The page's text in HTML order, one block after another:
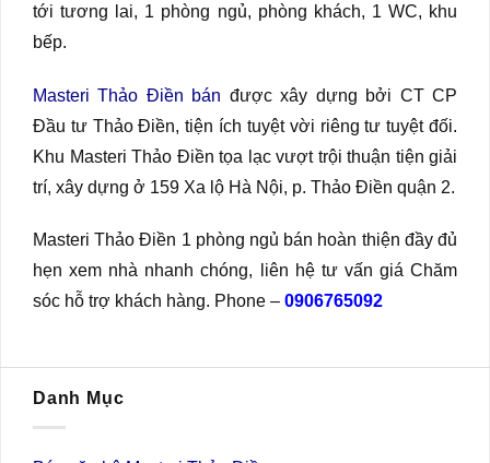
tới tương lai, 1 phòng ngủ, phòng khách, 1 WC, khu
bếp.
Masteri Thảo Điền bán được xây dựng bởi CT CP
Đầu tư Thảo Điền, tiện ích tuyệt vời riêng tư tuyệt đối.
Khu Masteri Thảo Điền tọa lạc vượt trội thuận tiện giải
trí, xây dựng ở 159 Xa lộ Hà Nội, p. Thảo Điền quận 2.
Masteri Thảo Điền 1 phòng ngủ bán hoàn thiện đầy đủ
hẹn xem nhà nhanh chóng, liên hệ tư vấn giá Chăm
sóc hỗ trợ khách hàng. Phone – 0906765092
Danh Mục